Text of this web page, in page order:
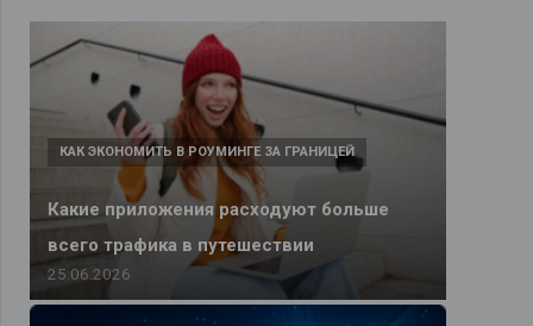
Какие приложения расходуют больше
всего трафика в путешествии
КАК ЭКОНОМИТЬ В РОУМИНГЕ ЗА ГРАНИЦЕЙ
25.06.2026